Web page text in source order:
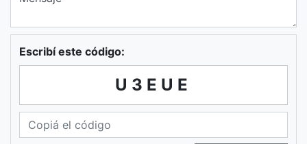
Escribí este código:
U3EUE